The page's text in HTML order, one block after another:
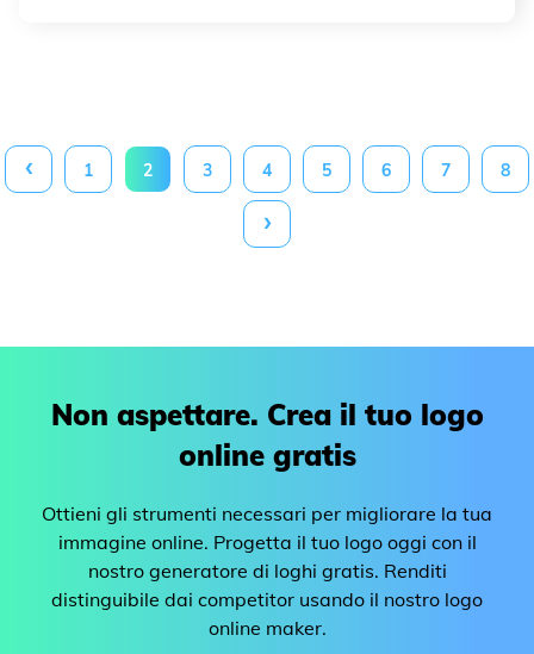
‹ 1 2 3 4 5 6 7 8
›
Non aspettare. Crea il tuo logo
online gratis
Ottieni gli strumenti necessari per migliorare la tua
immagine online. Progetta il tuo logo oggi con il
nostro generatore di loghi gratis. Renditi
distinguibile dai competitor usando il nostro logo
online maker.